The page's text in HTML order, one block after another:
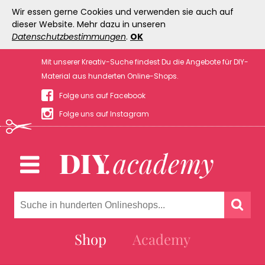
Wir essen gerne Cookies und verwenden sie auch auf
dieser Website. Mehr dazu in unseren
Datenschutzbestimmungen. OK
Mit unserer Kreativ-Suche findest Du die Angebote für DIY-
Material aus hunderten Online-Shops.
Folge uns auf Facebook
Folge uns auf Instagram
Shop Academy